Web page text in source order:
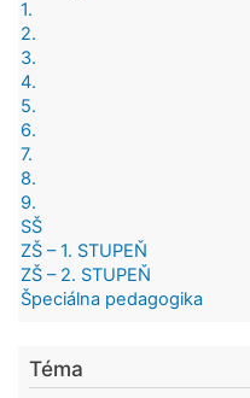
1.
2.
3.
4.
5.
6.
7.
8.
9.
SŠ
ZŠ – 1. STUPEŇ
ZŠ – 2. STUPEŇ
Špeciálna pedagogika
Téma